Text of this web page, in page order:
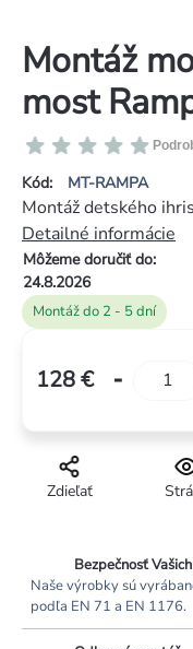
Montáž
most
Kód: MT-RAMPA
Priemerné
hodnotenie
produktu
je
0,0
z
5
hviezdičiek.
Montáž do 2 - 5 dní
Môžeme doručiť do:
24.8.2026
Montáž detského
Detailné informácie
Zdieľať
128 €
Jednotková
Bezpečnosť
Naše výrobky sú
podľa EN 71 a EN 1176.